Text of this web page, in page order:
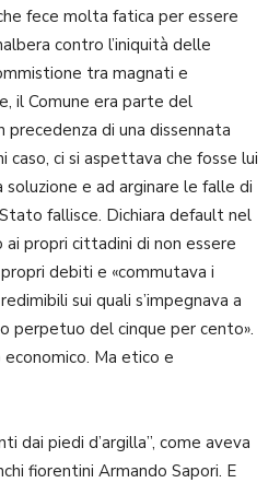
fece molta fatica per essere
contro l’iniquità delle
tra magnati e
il Comune era parte del
di una dissennata
caso, ci si aspettava che fosse lui
e ad arginare le falle di
fallisce. Dichiara default nel
propri cittadini di non essere
debiti e «commutava i
sui quali s’impegnava a
perpetuo del cinque per cento».
Ma etico e
dai piedi d’argilla”, come aveva
fiorentini Armando Sapori. E